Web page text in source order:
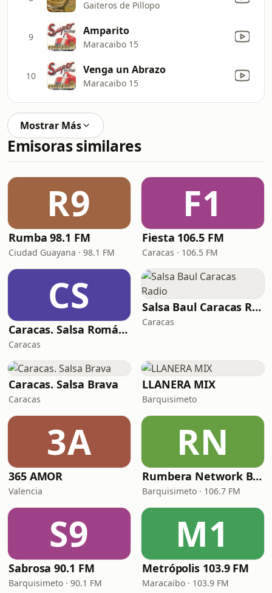
Gaiteros de Pillopo
9 Amparito
Maracaibo 15
10 Venga un Abrazo
Maracaibo 15
Mostrar Más
Emisoras similares
R9
Rumba 98.1 FM
Ciudad Guayana · 98.1 FM
F1
Fiesta 106.5 FM
Caracas · 106.5 FM
CS
Caracas. Salsa Romántica
Caracas
Salsa Baul Caracas Radio
Caracas
Caracas. Salsa Brava
Caracas
LLANERA MIX
Barquisimeto
3A
365 AMOR
Valencia
RN
Rumbera Network Barquisimeto
Barquisimeto · 106.7 FM
S9
Sabrosa 90.1 FM
Barquisimeto · 90.1 FM
M1
Metrópolis 103.9 FM
Maracaibo · 103.9 FM